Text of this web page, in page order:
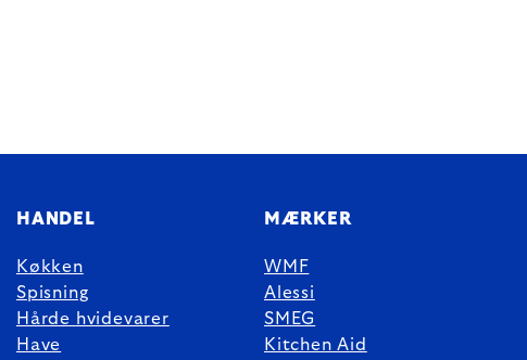
HANDEL
Køkken
Spisning
Hårde hvidevarer
Have
MÆRKER
WMF
Alessi
SMEG
Kitchen Aid